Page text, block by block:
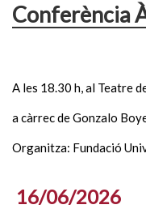
Conferència
A les 18.30 h, al Teatre
a càrrec de Gonzalo
Organitza: Fundació
16/06/2026